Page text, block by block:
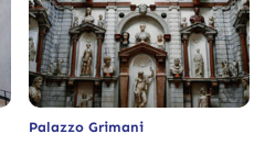
Palazzo Grimani